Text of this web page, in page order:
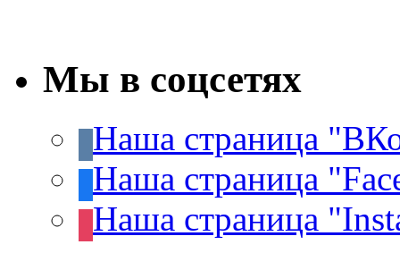
Мы в соцсетях
Наша страница
Наша страница
Наша страница